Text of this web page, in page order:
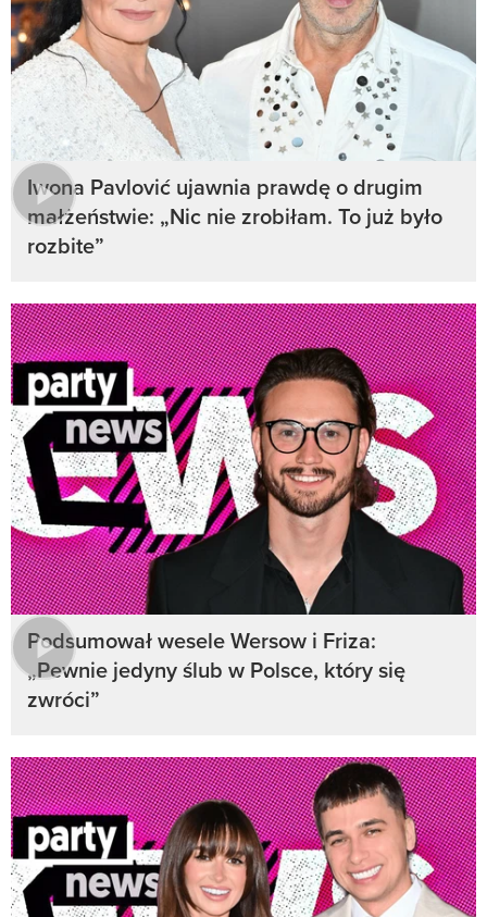
Iwona Pavlović ujawnia prawdę o drugim
małżeństwie: „Nic nie zrobiłam. To już było
rozbite”
Podsumował wesele Wersow i Friza:
„Pewnie jedyny ślub w Polsce, który się
zwróci”